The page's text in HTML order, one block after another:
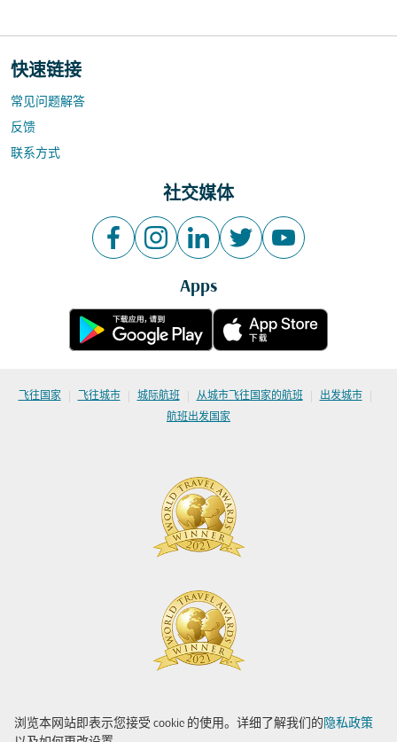
浏览本网站即表示您接受 cookie 的使用。详细了解我们的 隐私政策
快速链接
常见问题解答
反馈
联系方式
社交媒体
Apps
飞往国家 | 飞往城市 | 城际航班 | 从城市飞往国家的航班 | 出发城市 |
航班出发国家